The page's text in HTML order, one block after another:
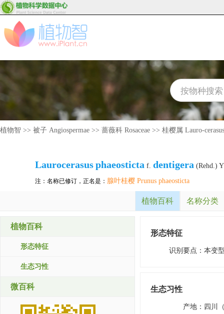
植物智 >> 被子 Angiospermae >> 蔷薇科 Rosaceae >> 桂樱属 Lauro-cerasus
Laurocerasusphaeosticta f. dentigera (Rehd.)
注：名称已修订，正名是： 腺叶桂樱 Prunus phaeosticta
植物百科 名称分类
植物百科
形态特征
生态习性
微百科
形态特征
识别要点 ： 本变
生态习性
产地 ： 四川